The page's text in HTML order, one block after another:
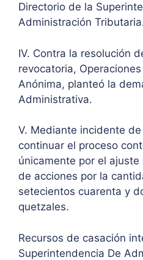
Directorio de la
Administración
IV. Contra la resolución
revocatoria,
Anónima, planteó la
Administrativa.
V. Mediante incidente
continuar el proceso
únicamente por el
de acciones por la
setecientos cuarenta y
quetzales.
Recursos de casación
Superintendencia De